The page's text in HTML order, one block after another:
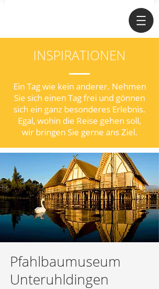
INSPIRATIONEN
Ein Tag wie kein anderer. Nehmen
Sie sich einen Tag frei und gönnen
sich ein ganz besonderes Erlebnis.
Egal, wohin die Reise gehen soll,
wir bringen Sie gerne ans Ziel.
Pfahlbaumuseum
Unteruhldingen